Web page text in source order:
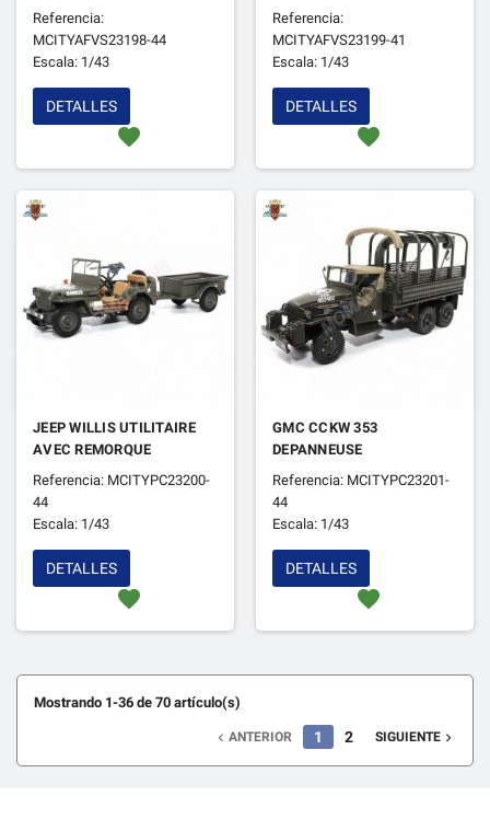
STURMPANZERABTEILUNG
217 FRANCE AOÛT 1944
Referencia:
MCITYAFVS23198-44
Escala: 1/43
favorite
DETALLES
UKRAINE (URSS) JUILLET
1941
Referencia:
MCITYAFVS23199-41
Escala: 1/43
favorite
DETALLES
JEEP WILLIS UTILITAIRE
AVEC REMORQUE
Referencia: MCITYPC23200-
44
Escala: 1/43
favorite
DETALLES
GMC CCKW 353
DEPANNEUSE
Referencia: MCITYPC23201-
44
Escala: 1/43
favorite
DETALLES
Mostrando 1-36 de 70 artículo(s)
 ANTERIOR 1 2 SIGUIENTE 